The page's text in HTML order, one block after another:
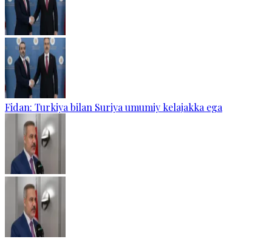
Fidan: Turkiya bilan Suriya umumiy kelajakka ega